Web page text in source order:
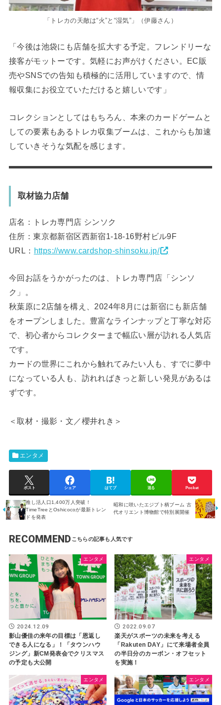
「トレカの天敵は“火”と“湿気”」（伊藤さん）
「今後は池袋にも店舗を拡大する予定。フレンドリーな
接客がモットーです。気軽にお声がけください。EC販
売やSNSでの告知も積極的に活用していますので、情
報収集にお役立ていただけると嬉しいです」
コレクションとしてはもちろん、本来のカードゲームと
しての要素もあるトレカ収集ブームは、これからも加速
していきそうな気配を感じます。
取材協力店舗
店名：トレカ専門店 シンソク
住所：東京都新宿区西新宿1-18-16野村ビル9F
URL： https://www.cardshop-shinsoku.jp/
今回お話をうかがったのは、トレカ専門店「シンソ
ク」。
秋葉原に2店舗を構え、2024年8月には新宿にも新店舗
をオープンしました。豊富なラインナップと丁寧な対応
で、初心者からコレクターまで幅広い層が訪れる人気店
です。
カードの世界にこれから触れてみたい人も、すでに夢中
になっている人も、訪れればきっと新しい発見があるは
ずです。
＜取材・撮影・文／櫻井れき＞
エンタメ
ポスト シェア はてブ 送る Pocket
推し活人口1,400万人突破！
TimeTreeとOshicocoが最新トレン
ドを発表
昭和に咲いたエジプト柄ブーム 古
代オリエント博物館で特別展開催
RECOMMEND
エンタメ
2024.12.09
影山優佳の来年の目標は「恩返し
できる人になる」！「タウンハウ
ジング」新CM発表会でクリスマス
の予定も大公開
エンタメ
2022.09.07
楽天がスポーツの未来を考える
「Rakuten DAY」にて来場者全員
の半日分のカーボン・オフセット
を実施！
エンタメ エンタメ